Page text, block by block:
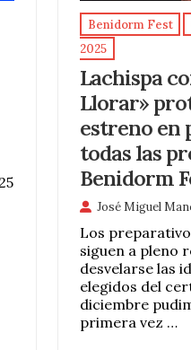
Benidorm Fest
2025
Lachispa
Llorar»
estreno en
todas las
Benidorm
José Miguel
Los
siguen a pleno
desvelarse las
elegidos del
diciembre
primera vez …